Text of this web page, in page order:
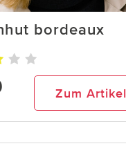
bordeaux
Zum Artikel